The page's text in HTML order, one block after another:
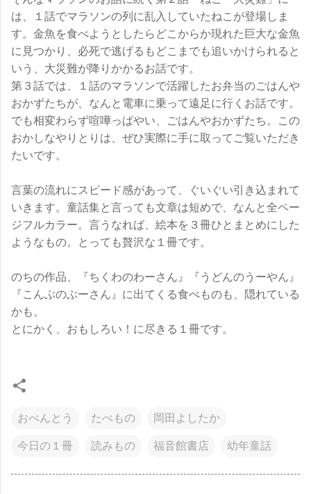
は、１話でマラソンの列に乱入していたねこが登場しま
す。金魚を食べようとしたらどこからか現れた巨大な金魚
に見つかり、必死で逃げるもどこまでも追いかけられると
いう、大災難が降りかかるお話です。
第３話では、１話のマラソンで活躍したお弁当のごはんや
おかずたちが、なんと電車に乗って遠足に行くお話です。
でも相変わらず喧嘩っぱやい、ごはんやおかずたち。この
おかしなやりとりは、ぜひ実際に手に取ってご覧いただき
たいです。
言葉の流れにスピード感があって、ぐいぐい引き込まれて
いきます。童話集と言っても文章は短めで、なんと全ペー
ジフルカラー。言うなれば、絵本を３冊ひとまとめにした
ようなもの。とっても贅沢な１冊です。
のちの作品、『ちくわのわーさん』『うどんのうーやん』
『こんぶのぶーさん』に出てくる食べものも、隠れている
かも。
とにかく、おもしろい！に尽きる１冊です。
おべんとう たべもの 岡田よしたか
今日の１冊 読みもの 福音館書店 幼年童話